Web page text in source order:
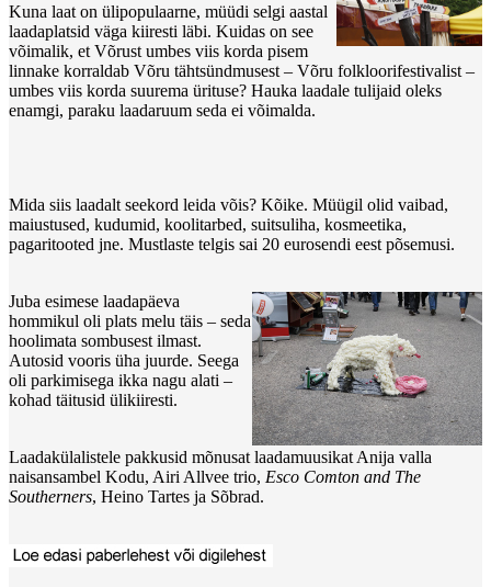
Kuna laat on ülipopulaarne, müüdi selgi aastal
laadaplatsid väga kiiresti läbi. Kuidas on see
võimalik, et Võrust umbes viis korda pisem
linnake korraldab Võru tähtsündmusest – Võru folkloorifestivalist –
umbes viis korda suurema ürituse? Hauka laadale tulijaid oleks
enamgi, paraku laadaruum seda ei võimalda.
Mida siis laadalt seekord leida võis? Kõike. Müügil olid vaibad,
maiustused, kudumid, koolitarbed, suitsuliha, kosmeetika,
pagaritooted jne. Mustlaste telgis sai 20 eurosendi eest põsemusi.
Juba esimese laadapäeva
hommikul oli plats melu täis – seda
hoolimata sombusest ilmast.
Autosid vooris üha juurde. Seega
oli parkimisega ikka nagu alati –
kohad täitusid ülikiiresti.
Laadakülalistele pakkusid mõnusat laadamuusikat Anija valla
naisansambel Kodu, Airi Allvee trio, Esco Comton and The
Southerners, Heino Tartes ja Sõbrad.